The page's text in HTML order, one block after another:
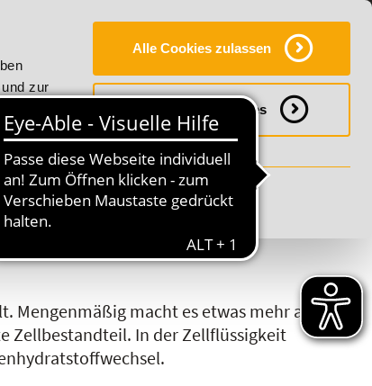
zur
Details anzeigen
Alle Cookies zulassen
Notwendige Cookies
KONTAKT FAQ ONLINE-CAMPUS
20% Rabatt bis 17. August 2026 - Summer
S T
Mengenmäßig macht es etwas mehr als
Zellbestandteil. In der Zellflüssigkeit